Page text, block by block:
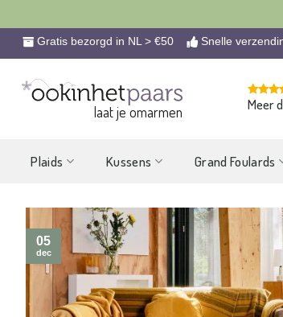
naar
inhoud
Gratis bezorgd in NL > €50 Snelle
laat je omarmen Meer
Plaids Kussens Grand Foulards
05
dec